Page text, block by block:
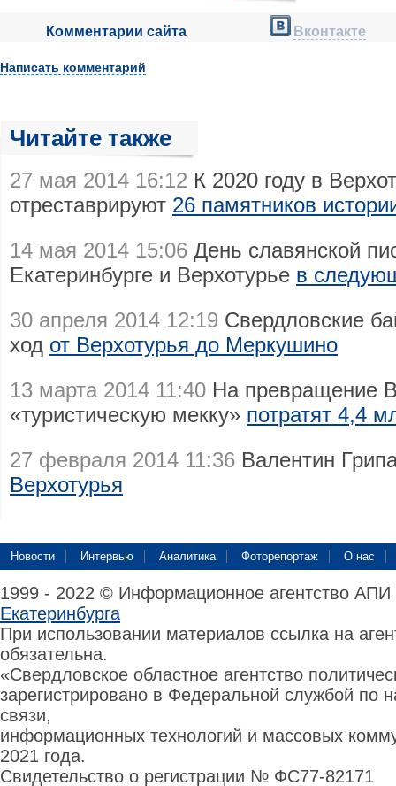
Комментарии сайта Вконтакте
Написать комментарий
Читайте также
27 мая 2014 16:12 К 2020 году в
отреставрируют 26 памятников
14 мая 2014 15:06 День славянской
Екатеринбурге и Верхотурье в
30 апреля 2014 12:19 Свердловские
ход от Верхотурья до Меркушино
13 марта 2014 11:40 На превращение
«туристическую мекку» потратят 4,4
27 февраля 2014 11:36 Валентин
Верхотурья
Новости Интервью Аналитика Фоторепортаж О нас
1999 - 2022 © Информационное агентство
Екатеринбурга
При использовании материалов ссылка на
обязательна.
«Свердловское областное агентство
зарегистрировано в Федеральной службой по
связи,
информационных технологий и массовых
2021 года.
Свидетельство о регистрации № ФС77-82171